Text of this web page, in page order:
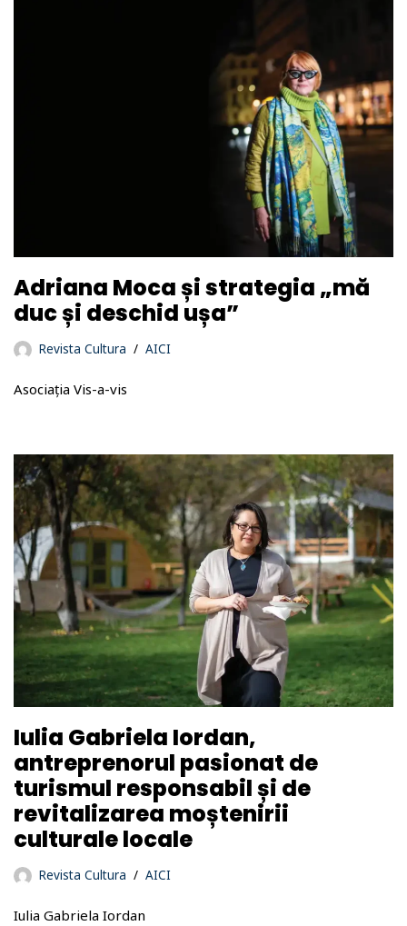
Adriana Moca și strategia „mă
duc și deschid ușa”
Revista Cultura AICI
Asociația Vis-a-vis
Iulia Gabriela Iordan,
antreprenorul pasionat de
turismul responsabil și de
revitalizarea moștenirii
culturale locale
Revista Cultura AICI
Iulia Gabriela Iordan